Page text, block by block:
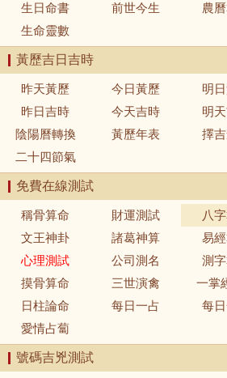
生日命書
前世今生 農
生命靈數
黃歷吉日吉時
昨天黃歷 今日黃歷 明
昨日吉時
今天吉時 明
陰陽曆轉換
黃歷年表 擇
二十四節氣
免費在線測試
稱骨算命 財運測試 八
文王神卦
諸葛神算 易
心理測試
公司測名 測
摸骨算命
三世演禽 一掌
日柱論命
每日一占 每
愛情占蔔
號碼吉兇測試